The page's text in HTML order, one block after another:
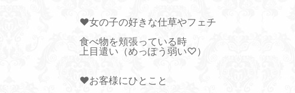
♥女の子の好きな仕草やフェチ
食べ物を頬張っている時
上目遣い（めっぽう弱い♡）
♥お客様にひとこと